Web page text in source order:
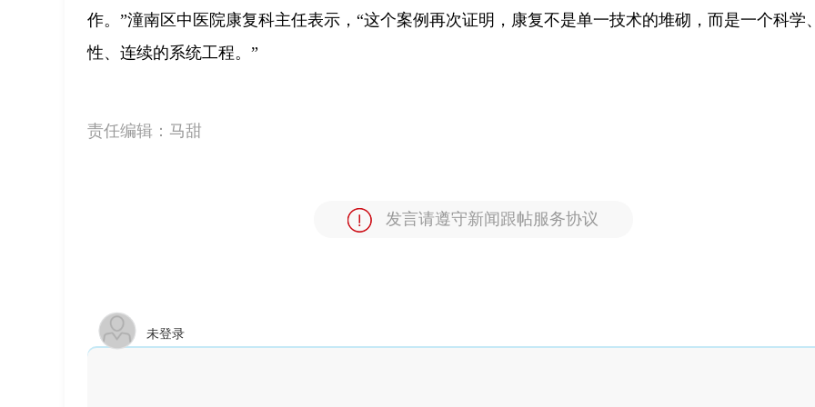
作。”潼南区中医院康复科主任表示，“这个案例再次证明，康复不是单一技术的堆砌，而是一个科学
性、连续的系统工程。”
责任编辑： 马甜
发言请遵守新闻跟帖服务协议
未登录